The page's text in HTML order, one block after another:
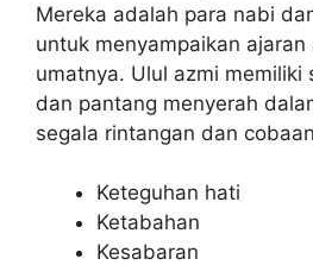
Mereka adalah para nabi
untuk menyampaikan
umatnya. Ulul azmi memiliki
dan pantang menyerah
segala rintangan dan
Keteguhan hati
Ketabahan
Kesabaran